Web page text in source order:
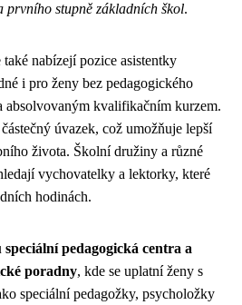
prvního stupně základních škol.
nabízejí pozice asistentky
i pro ženy bez pedagogického
absolvovaným kvalifikačním kurzem.
úvazek, což umožňuje lepší
života. Školní družiny a různé
vychovatelky a lektorky, které
hodinách.
pedagogická centra a
poradny, kde se uplatní ženy s
speciální pedagožky, psycholožky